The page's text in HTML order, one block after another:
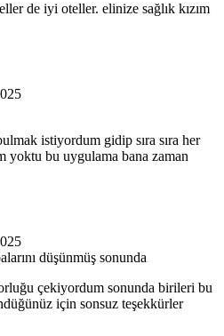
de iyi oteller. elinize sağlık kızım
istiyordum gidip sıra sıra her
yoktu bu uygulama bana zaman
düşünmüş sonunda
çekiyordum sonunda birileri bu
için sonsuz teşekkürler